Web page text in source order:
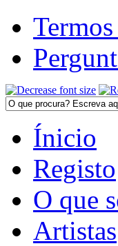
Ínicio
Registo
O que
Artistas